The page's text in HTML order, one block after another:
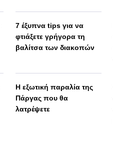
7 έξυπνα tips για να
φτιάξετε γρήγορα τη
βαλίτσα των διακοπών
Η εξωτική παραλία της
Πάργας που θα
λατρέψετε